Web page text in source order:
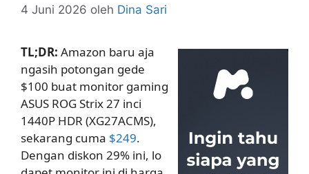
4 Juni 2026 oleh Dina Sari
TL;DR: Amazon baru aja
ngasih potongan gede
$100 buat monitor gaming
ASUS ROG Strix 27 inci
1440P HDR (XG27ACMS),
sekarang cuma $249.
Dengan diskon 29% ini, lo